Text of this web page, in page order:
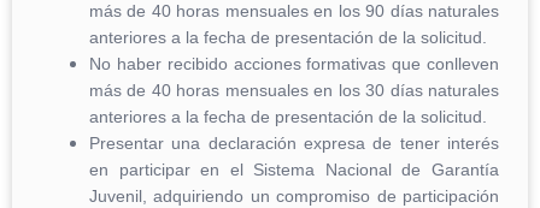
más de 40 horas mensuales en los 90 días naturales
anteriores a la fecha de presentación de la solicitud.
No haber recibido acciones formativas que conlleven
más de 40 horas mensuales en los 30 días naturales
anteriores a la fecha de presentación de la solicitud.
Presentar una declaración expresa de tener interés
en participar en el Sistema Nacional de Garantía
Juvenil, adquiriendo un compromiso de participación